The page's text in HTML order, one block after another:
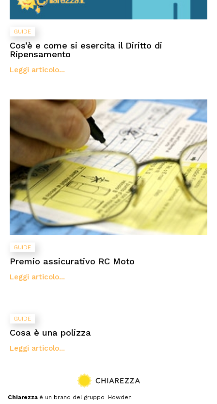
GUIDE
Cos’è e come si esercita il Diritto di
Ripensamento
Leggi articolo...
GUIDE
Premio assicurativo RC Moto
Leggi articolo...
GUIDE
Cosa è una polizza
Leggi articolo...
Chiarezza è un brand del gruppo Howden